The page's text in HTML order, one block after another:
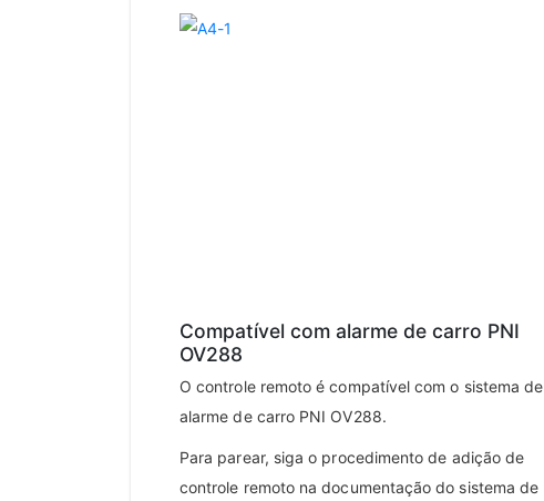
Compatível com alarme de carro PNI
OV288
O controle remoto é compatível com o sistema de
alarme de carro PNI OV288.
Para parear, siga o procedimento de adição de
controle remoto na documentação do sistema de